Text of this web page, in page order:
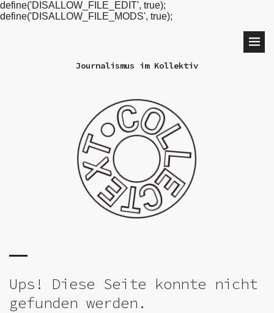
define('DISALLOW_FILE_EDIT', true);
define('DISALLOW_FILE_MODS', true);
Journalismus im Kollektiv
Ups! Diese Seite konnte nicht
gefunden werden.